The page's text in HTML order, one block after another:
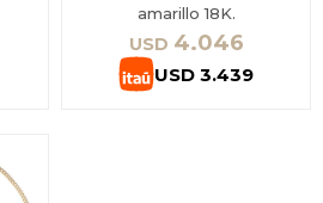
amarillo 18K.
USD 4.046
USD 3.439